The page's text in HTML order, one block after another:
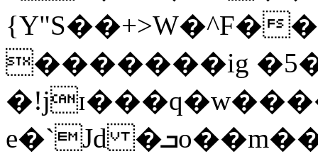
{Y"S��+>W�^F�
�������ig
e�`Jd �ܒo��m��1��d|